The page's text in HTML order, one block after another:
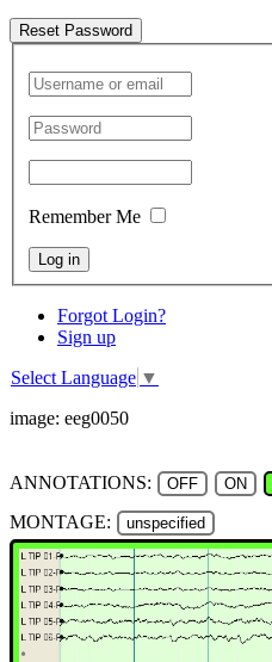
Reset Password
Remember Me
Log in
Forgot Login?
Sign up
Select Language ▼
image: eeg0050
ANNOTATIONS: OFF ON
MONTAGE: unspecified